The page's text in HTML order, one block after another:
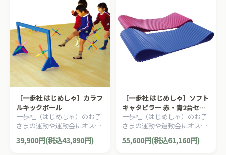
［一歩社 はじめしゃ］カラフ
ルキックボール
一歩社（はじめしゃ）のお子
さまの運動や運動会にオスス
ーのようにゴールに入れるゲ
39,900円(税込43,890円)
［一歩社 はじめしゃ］ソフト
キャタピラー 赤・青2台セッ
ト
一歩社（はじめしゃ）のお子
さまの運動や運動会にオスス
ポンジ製のキャタピラ競争用
55,600円(税込61,160円)